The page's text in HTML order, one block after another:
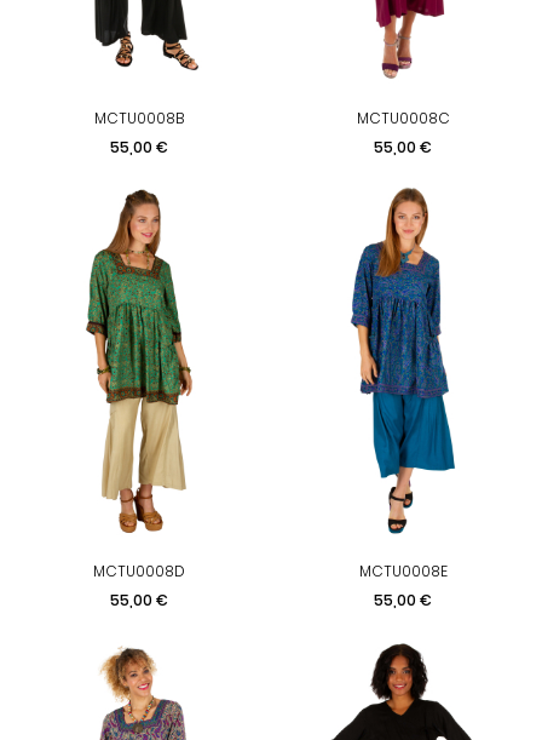
MCTU0008B
Prix
55,00 €
MCTU0008C
Prix
55,00 €
MCTU0008D
Prix
55,00 €
MCTU0008E
Prix
55,00 €